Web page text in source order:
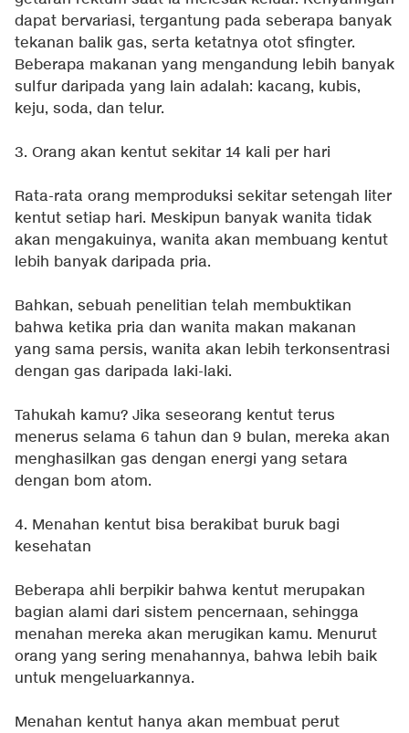
dapat bervariasi, tergantung pada seberapa banyak
tekanan balik gas, serta ketatnya otot sfingter.
Beberapa makanan yang mengandung lebih banyak
sulfur daripada yang lain adalah: kacang, kubis,
keju, soda, dan telur.
3. Orang akan kentut sekitar 14 kali per hari
Rata-rata orang memproduksi sekitar setengah liter
kentut setiap hari. Meskipun banyak wanita tidak
akan mengakuinya, wanita akan membuang kentut
lebih banyak daripada pria.
Bahkan, sebuah penelitian telah membuktikan
bahwa ketika pria dan wanita makan makanan
yang sama persis, wanita akan lebih terkonsentrasi
dengan gas daripada laki-laki.
Tahukah kamu? Jika seseorang kentut terus
menerus selama 6 tahun dan 9 bulan, mereka akan
menghasilkan gas dengan energi yang setara
dengan bom atom.
4. Menahan kentut bisa berakibat buruk bagi
kesehatan
Beberapa ahli berpikir bahwa kentut merupakan
bagian alami dari sistem pencernaan, sehingga
menahan mereka akan merugikan kamu. Menurut
orang yang sering menahannya, bahwa lebih baik
untuk mengeluarkannya.
Menahan kentut hanya akan membuat perut